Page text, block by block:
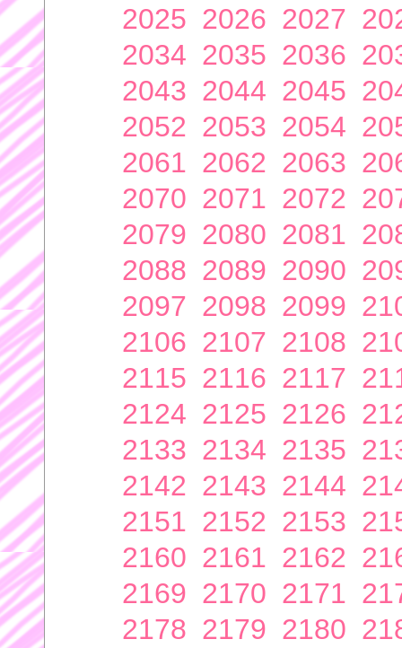
2025 2026 2027
2034 2035 2036
2043 2044 2045
2052 2053 2054
2061 2062 2063
2070 2071 2072
2079 2080 2081
2088 2089 2090
2097 2098 2099
2106 2107 2108
2115 2116 2117
2124 2125 2126
2133 2134 2135
2142 2143 2144
2151 2152 2153
2160 2161 2162
2169 2170 2171
2178 2179 2180